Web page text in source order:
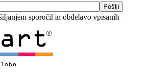
sporočil in obdelavo vpisanih